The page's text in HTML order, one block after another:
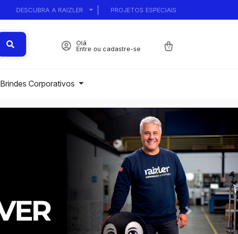
DESCUBRA A RAIZLER PROJETOS ESPECIAIS
0
Olá
Entre ou cadastre-se
Brindes Corporativos
Next